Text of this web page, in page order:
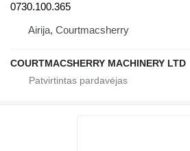
0730.100.365
Airija, Courtmacsherry
COURTMACSHERRY MACHINERY LTD